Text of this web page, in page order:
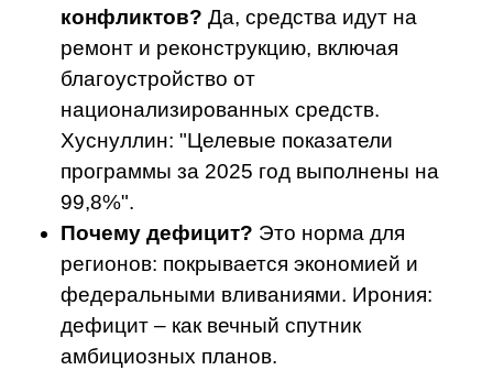
конфликтов? Да, средства идут на
ремонт и реконструкцию, включая
благоустройство от
национализированных средств.
Хуснуллин: "Целевые показатели
программы за 2025 год выполнены на
99,8%".
Почему дефицит? Это норма для
регионов: покрывается экономией и
федеральными вливаниями. Ирония:
дефицит – как вечный спутник
амбициозных планов.